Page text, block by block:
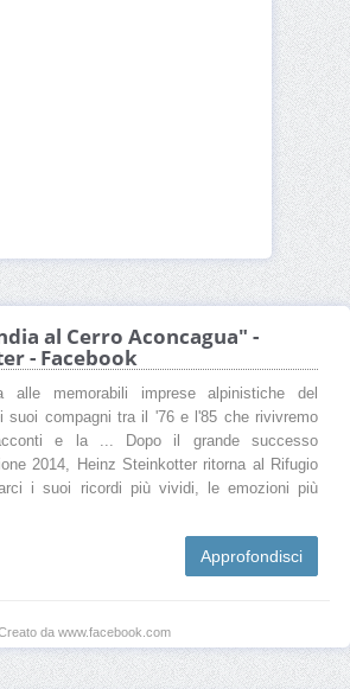
al Cerro Aconcagua" -
- Facebook
alle memorabili imprese alpinistiche del
suoi compagni tra il '76 e l'85 che rivivremo
e la ... Dopo il grande successo
2014, Heinz Steinkotter ritorna al Rifugio
i suoi ricordi più vividi, le emozioni più
Approfondisci
da www.facebook.com